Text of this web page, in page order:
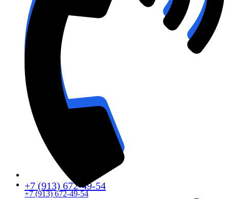
+7 (913) 672-49-54
+7 (913) 672-49-54